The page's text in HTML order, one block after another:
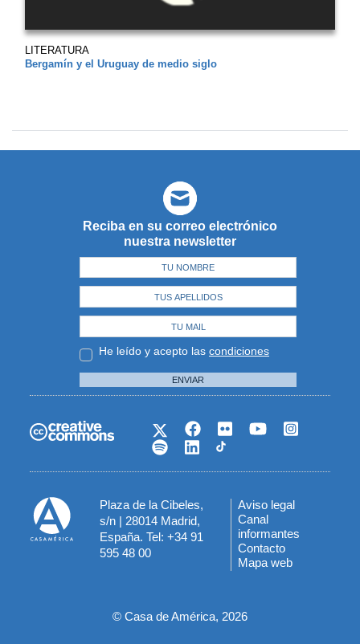
LITERATURA
Bergamín y el Uruguay de medio siglo
Reciba en su correo electrónico
nuestra newsletter
He leído y acepto las condiciones
ENVIAR
Plaza de la Cibeles,
s/n | 28014 Madrid,
España. Tel: +34 91
595 48 00
Menú
del
pie
Aviso legal
Canal
informantes
Contacto
Mapa web
© Casa de América, 2026